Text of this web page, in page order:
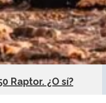
Raptor. ¿O sí?